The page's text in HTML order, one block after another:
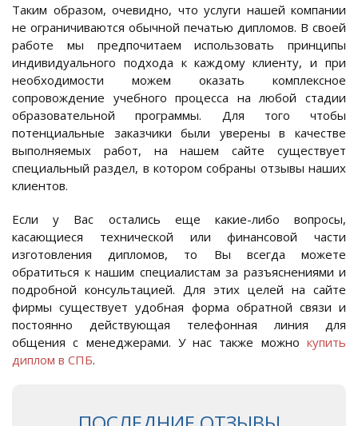
Таким образом, очевидно, что услуги нашей компании
не ограничиваются обычной печатью дипломов. В своей
работе мы предпочитаем использовать принципы
индивидуального подхода к каждому клиенту, и при
необходимости можем оказать комплексное
сопровождение учебного процесса на любой стадии
образовательной программы. Для того чтобы
потенциальные заказчики были уверены в качестве
выполняемых работ, на нашем сайте существует
специальный раздел, в котором собраны отзывы наших
клиентов.
Если у Вас остались еще какие-либо вопросы,
касающиеся технической или финансовой части
изготовления дипломов, то Вы всегда можете
обратиться к нашим специалистам за разъяснениями и
подробной консультацией. Для этих целей на сайте
фирмы существует удобная форма обратной связи и
постоянно действующая телефонная линия для
общения с менеджерами. У нас также можно купить
диплом в СПБ.